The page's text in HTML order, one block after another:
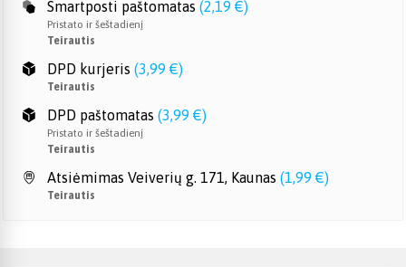
Smartposti paštomatas (2,19 €)
Pristato ir šeštadienį
Teirautis
DPD kurjeris (3,99 €)
Teirautis
DPD paštomatas (3,99 €)
Pristato ir šeštadienį
Teirautis
Atsiėmimas Veiverių g. 171, Kaunas (1,99 €)
Teirautis